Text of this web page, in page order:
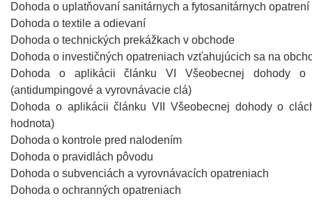
Dohoda o uplatňovaní sanitárnych a fytosanitárnych opatrení
Dohoda o textile a odievaní
Dohoda o technických prekážkach v obchode
Dohoda o investičných opatreniach vzťahujúcich sa na
Dohoda o aplikácii článku VI Všeobecnej dohody
(antidumpingové a vyrovnávacie clá)
Dohoda o aplikácii článku VII Všeobecnej dohody o
hodnota)
Dohoda o kontrole pred nalodením
Dohoda o pravidlách pôvodu
Dohoda o subvenciách a vyrovnávacích opatreniach
Dohoda o ochranných opatreniach